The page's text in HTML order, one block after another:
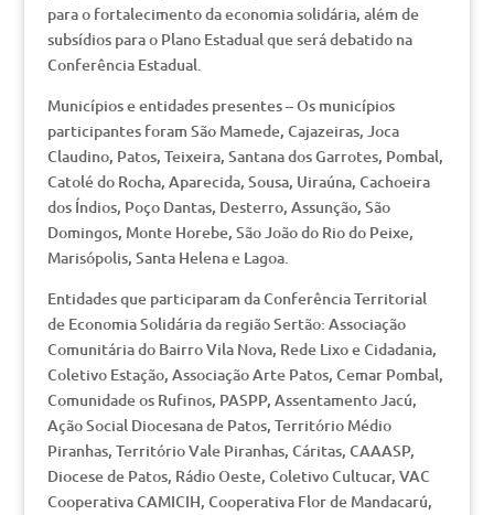
para o fortalecimento da economia solidária, além de
subsídios para o Plano Estadual que será debatido na
Conferência Estadual.
Municípios e entidades presentes – Os municípios
participantes foram São Mamede, Cajazeiras, Joca
Claudino, Patos, Teixeira, Santana dos Garrotes, Pombal,
Catolé do Rocha, Aparecida, Sousa, Uiraúna, Cachoeira
dos Índios, Poço Dantas, Desterro, Assunção, São
Domingos, Monte Horebe, São João do Rio do Peixe,
Marisópolis, Santa Helena e Lagoa.
Entidades que participaram da Conferência Territorial
de Economia Solidária da região Sertão: Associação
Comunitária do Bairro Vila Nova, Rede Lixo e Cidadania,
Coletivo Estação, Associação Arte Patos, Cemar Pombal,
Comunidade os Rufinos, PASPP, Assentamento Jacú,
Ação Social Diocesana de Patos, Território Médio
Piranhas, Território Vale Piranhas, Cáritas, CAAASP,
Diocese de Patos, Rádio Oeste, Coletivo Cultucar, VAC
Cooperativa CAMICIH, Cooperativa Flor de Mandacarú,